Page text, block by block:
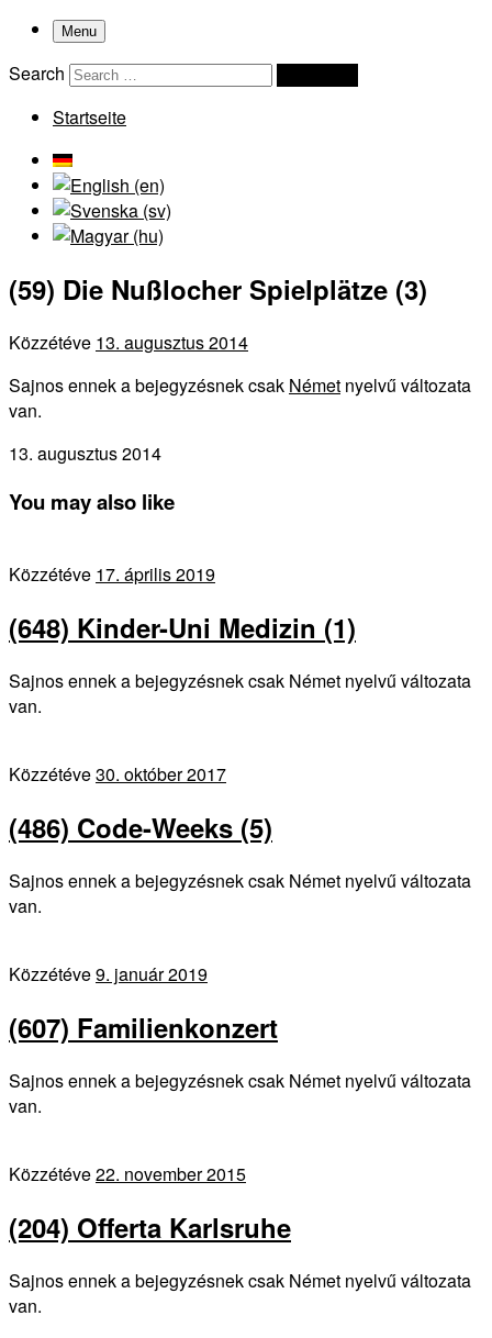
Menu
Search
Startseite
(59) Die Nußlocher Spielplätze (3)
Közzétéve 13. augusztus 2014
Sajnos ennek a bejegyzésnek csak Német nyelvű változata
van.
13. augusztus 2014
You may also like
Közzétéve 17. április 2019
(648) Kinder-Uni Medizin (1)
Sajnos ennek a bejegyzésnek csak Német nyelvű változata
van.
Közzétéve30. október 2017
(486) Code-Weeks (5)
Sajnos ennek a bejegyzésnek csak Német nyelvű változata
van.
Közzétéve9. január 2019
(607) Familienkonzert
Sajnos ennek a bejegyzésnek csak Német nyelvű változata
van.
Közzétéve22. november 2015
(204) Offerta Karlsruhe
Sajnos ennek a bejegyzésnek csak Német nyelvű változata
van.